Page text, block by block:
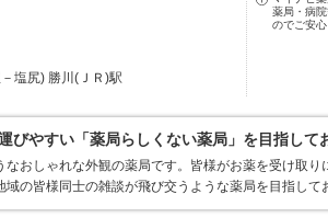
塩尻) 勝川(ＪＲ)駅
薬局・病
のでご安心
びやすい「薬局らしくない薬局」を目指して
なおしゃれな外観の薬局です。皆様がお薬を受け取
の皆様同士の雑談が飛び交うような薬局を目指して